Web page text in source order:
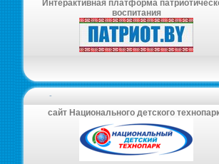
Интерактивная платформа
воспитания
-
сайт Национального детского